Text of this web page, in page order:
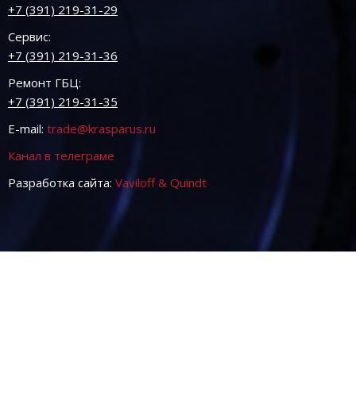
+7 (391) 219-31-29
Сервис:
+7 (391) 219-31-36
Ремонт ГБЦ:
+7 (391) 219-31-35
E-mail: trade@krasparus.ru
Канал в телеграме
Разработка сайта: Vaviloff & Quindt